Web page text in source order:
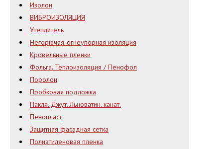
Изолон
ВИБРОИЗОЛЯЦИЯ
Утеплитель
Негорючая-огнеупорная изоляция
Кровельные пленки
Фольга. Теплоизоляция / Пенофол
Поролон
Пробковая подложка
Пакля. Джут. Льноватин. канат.
Пенопласт
Защитная фасадная сетка
Полиэтиленовая пленка